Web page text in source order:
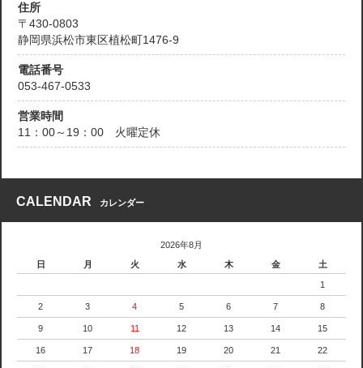
住所
〒430-0803
静岡県浜松市東区植松町1476-9
電話番号
053-467-0533
営業時間
11：00～19：00 火曜定休
CALENDAR カレンダー
2026年8月
日
月 火 水 木 金 土
1
2 3 4 5 6 7 8
9 10 11 12 13 14 15
16 17 18 19 20 21 22